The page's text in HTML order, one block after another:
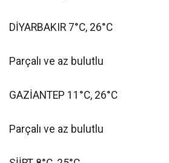
DİYARBAKIR 7°C, 26°C
Parçalı ve az bulutlu
GAZİANTEP 11°C, 26°C
Parçalı ve az bulutlu